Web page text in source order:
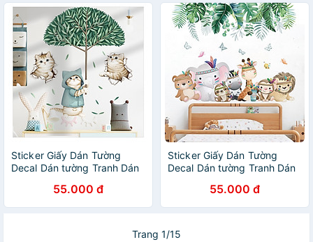
Sticker Giấy Dán Tường
Decal Dán tường Tranh Dán
Những Chú Mèo Cute ZH101
55.000 đ
Sticker Giấy Dán Tường
Decal Dán tường Tranh Dán
Sở Thú Của Bé ZH95
55.000 đ
Trang 1/15